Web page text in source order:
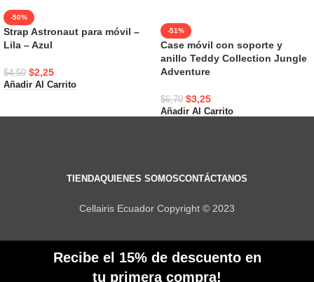
-50%
Strap Astronaut para móvil –
Lila – Azul
$4,50 $2,25
Añadir Al Carrito
-51%
Case móvil con soporte y
anillo Teddy Collection Jungle
Adventure
$6,70 $3,25
Añadir Al Carrito
TIENDAQUIENES SOMOSCONTÁCTANOS
Cellairis Ecuador Copyright © 2023
Recibe el 15% de descuento en
tu primera compra!